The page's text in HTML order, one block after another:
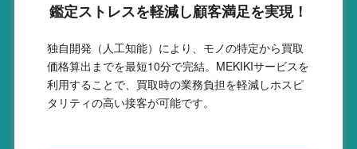
鑑定ストレスを軽減し顧客満足を実現！
独自開発（人工知能）により、モノの特定から買取
価格算出までを最短10分で完結。MEKIKIサービスを
利用することで、買取時の業務負担を軽減しホスピ
タリティの高い接客が可能です。